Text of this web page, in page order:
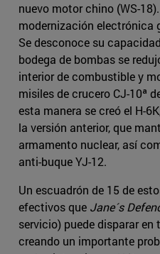
nuevo motor chino (WS-
modernización electrónica
Se desconoce su
bodega de bombas se
interior de combustible y
misiles de crucero CJ-10ª
esta manera se creó el H-
la versión anterior, que
armamento nuclear, así
anti-buque YJ-12.
Un escuadrón de 15 de
efectivos que Jane´s
servicio) puede disparar
creando un importante